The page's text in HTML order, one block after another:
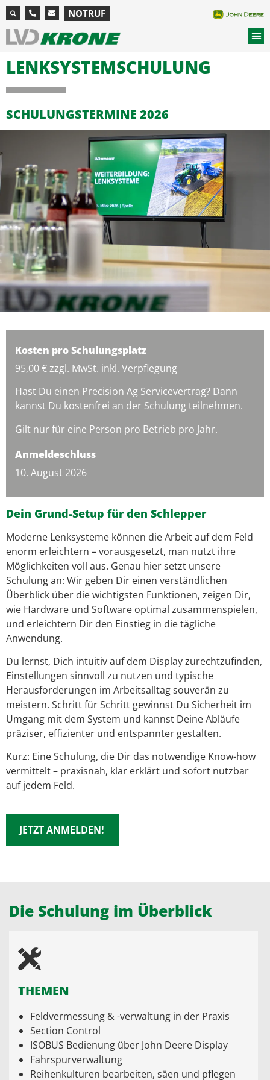
NOTRUF
LENKSYSTEM­SCHULUNG
SCHULUNGSTERMINE 2026
Kosten pro Schulungsplatz
95,00 € zzgl. MwSt. inkl. Verpflegung
Hast Du einen Precision Ag Servicevertrag? Dann
kannst Du kostenfrei an der Schulung teilnehmen.
Gilt nur für eine Person pro Betrieb pro Jahr.
Anmeldeschluss
10. August 2026
Dein Grund-Setup für den Schlepper
Moderne Lenksysteme können die Arbeit auf dem Feld
enorm erleichtern – vorausgesetzt, man nutzt ihre
Möglichkeiten voll aus. Genau hier setzt unsere
Schulung an: Wir geben Dir einen verständlichen
Überblick über die wichtigsten Funktionen, zeigen Dir,
wie Hardware und Software optimal zusammenspielen,
und erleichtern Dir den Einstieg in die tägliche
Anwendung.
Du lernst, Dich intuitiv auf dem Display zurechtzufinden,
Einstellungen sinnvoll zu nutzen und typische
Herausforderungen im Arbeitsalltag souverän zu
meistern. Schritt für Schritt gewinnst Du Sicherheit im
Umgang mit dem System und kannst Deine Abläufe
präziser, effizienter und entspannter gestalten.
Kurz: Eine Schulung, die Dir das notwendige Know-how
vermittelt – praxisnah, klar erklärt und sofort nutzbar
auf jedem Feld.
JETZT ANMELDEN!
Die Schulung im Überblick
THEMEN
Feldvermessung & -verwaltung in der Praxis
Section Control
ISOBUS Bedienung über John Deere Display
Fahrspurverwaltung
Reihenkulturen bearbeiten, säen und pflegen